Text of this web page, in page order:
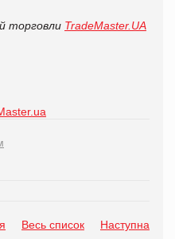
торговли TradeMaster.UA
Весь список Наступна